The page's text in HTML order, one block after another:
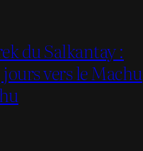
du Salkantay :
vers le Machu